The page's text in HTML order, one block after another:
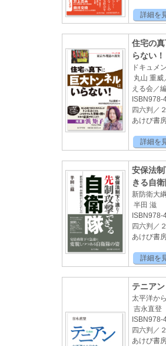
詳細を
住宅の
らない！
ドキュメ
丸山 重威
える会／
四六判／
あけび書
詳細を
安保法
きる自
新防衛大
半田 滋
四六判／
あけび書
詳細を
テニアン
太平洋か
吉永直登
四六判／
あけび書